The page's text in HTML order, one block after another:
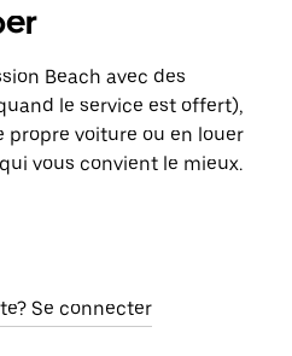
Beach avec des
le service est offert),
propre voiture ou en louer
vous convient le mieux.
Se connecter